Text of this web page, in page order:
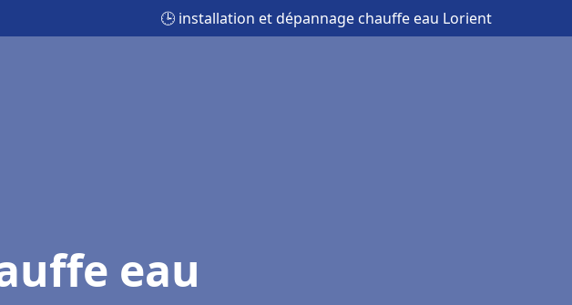
🕒 installation et dépannage chauffe eau Lorient
eau